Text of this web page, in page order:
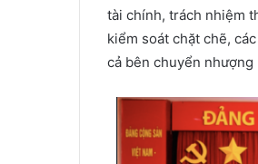
tài chính, trách nhiệm
kiểm soát chặt chẽ,
cả bên chuyển